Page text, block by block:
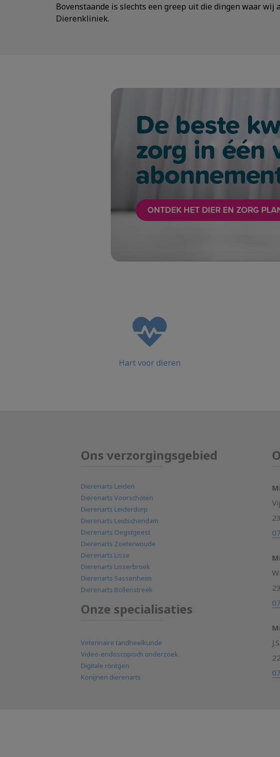
Bovenstaande is slechts een greep uit die dingen waar
Dierenkliniek.
Hart voor dieren
Ons verzorgingsgebied
Dierenarts Leiden
Dierenarts Voorschoten
Dierenarts Leiderdorp
Dierenarts Leidschendam
Dierenarts Oegstgeest
Dierenarts Zoeterwoude
Dierenarts Lisse
Dierenarts Lisserbroek
Dierenarts Sassenheim
Dierenarts Bollenstreek
Onze specialisaties
Veterinaire tandheelkunde
Video-endoscopisch onderzoek
Digitale röntgen
Konijnen dierenarts